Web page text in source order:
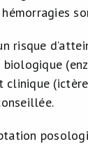
hémorragies
risque
clinique